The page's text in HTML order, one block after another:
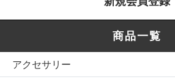
商品一覧
アクセサリー